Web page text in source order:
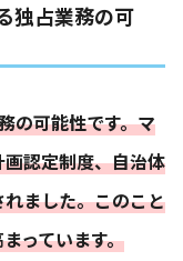
独占業務の可
の可能性です。マ
認定制度、自治体
ました。このこと
っています。